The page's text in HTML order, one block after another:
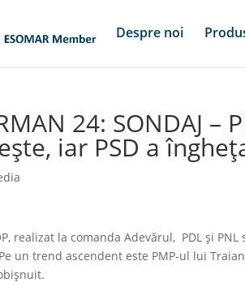
Despre noi
24: SONDAJ –
iar PSD a
realizat la comanda Adevărul, PDL și
un trend ascendent este PMP-ul lui Traian